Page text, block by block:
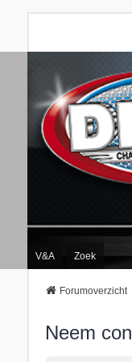
V&A Zoek
Forumoverzicht
Neem